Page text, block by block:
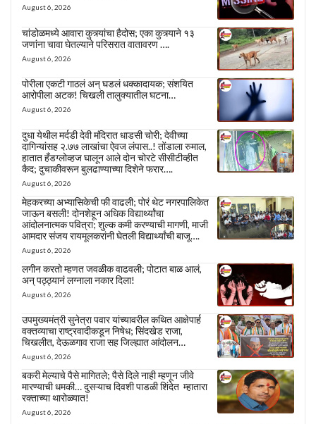
August 6, 2026
चांडोळमध्ये आवारा कुत्र्यांचा हैदोस; एका कुत्र्याने १३
जणांना चावा घेतल्याने परिसरात वातावरण ….
August 6, 2026
पोरीला एकटी गाठलं अन् घडलं धक्कादायक; संशयित
आरोपीला अटक! चिखली तालुक्यातील घटना…
August 6, 2026
दुधा येथील मर्दडी देवी मंदिरात धाडसी चोरी; देवीच्या
दागिन्यांसह २.७७ लाखांचा ऐवज लंपास..! तोंडाला रुमाल,
हातात हँडग्लोव्हज घालून आले दोन चोरटे सीसीटीव्हीत
कैद; दुचाकीवरून बुलढाण्याच्या दिशेने फरार….
August 6, 2026
मेहकरच्या अभ्यासिकेची फी वाढली; पोरं थेट नगरपालिकेत
जाऊन बसली! दोनशेहून अधिक विद्यार्थ्यांचा
आंदोलनात्मक पवित्रा; शुल्क कमी करण्याची मागणी, माजी
आमदार संजय रायमूलकरांनी घेतली विद्यार्थ्यांची बाजू….
August 6, 2026
लगीन करतो म्हणत जवळीक वाढवली; पोटात बाळ आलं,
अन् पठ्ठ्यानं लग्नाला नकार दिला!
August 6, 2026
उपमुख्यमंत्री सुनेत्रा पवार यांच्यावरील कथित आक्षेपार्ह
वक्तव्याचा राष्ट्रवादीकडून निषेध; सिंदखेड राजा,
चिखलीत, देऊळगाव राजा सह जिल्ह्यात आंदोलन…
August 6, 2026
बकरी मेल्याचे पैसे मागितले; पैसे दिले नाही म्हणून जीवे
मारण्याची धमकी… दुसऱ्याच दिवशी पाडळी शिंदेत म्हातारा
रक्ताच्या थारोळ्यात!
August 6, 2026